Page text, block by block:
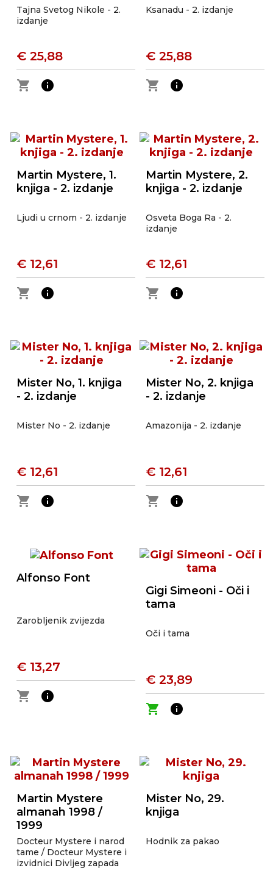
Tajna Svetog Nikole - 2.
izdanje
€ 25,88
shopping_cart
info
Ksanadu - 2. izdanje
€ 25,88
shopping_cart
info
Martin Mystere, 1.
knjiga - 2. izdanje
Ljudi u crnom - 2. izdanje
€ 12,61
shopping_cart
info
Martin Mystere, 2.
knjiga - 2. izdanje
Osveta Boga Ra - 2.
izdanje
€ 12,61
shopping_cart
info
Mister No, 1. knjiga
- 2. izdanje
Mister No - 2. izdanje
€ 12,61
shopping_cart
info
Mister No, 2. knjiga
- 2. izdanje
Amazonija - 2. izdanje
€ 12,61
shopping_cart
info
Alfonso Font
Zarobljenik zvijezda
€ 13,27
shopping_cart
info
Gigi Simeoni - Oči i
tama
Oči i tama
€ 23,89
shopping_cart
info
Martin Mystere
almanah 1998 /
1999
Docteur Mystere i narod
tame / Docteur Mystere i
izvidnici Divljeg zapada
Mister No, 29.
knjiga
Hodnik za pakao